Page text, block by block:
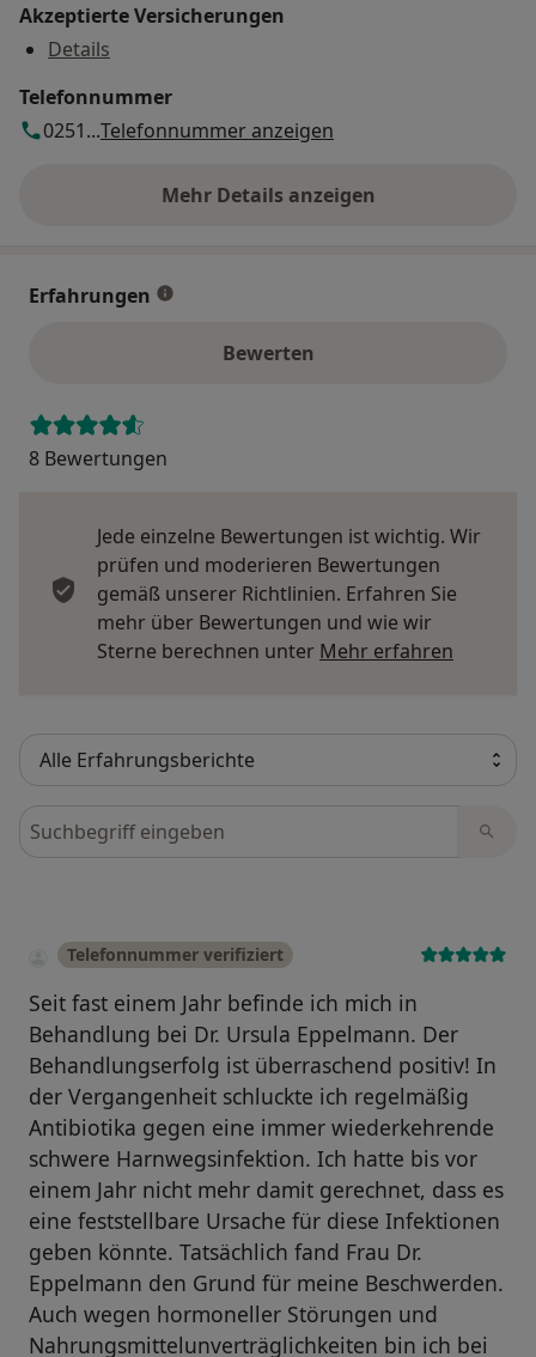
Akzeptierte Versicherungen
Details
Telefonnummer
0251...Telefonnummer anzeigen
Mehr Details anzeigen
über die Adresse
Erfahrungen
Bewerten
8 Bewertungen
Jede einzelne Bewertungen ist wichtig. Wir
prüfen und moderieren Bewertungen
gemäß unserer Richtlinien. Erfahren Sie
mehr über Bewertungen und wie wir
Sterne berechnen unter Mehr erfahren
Bewertungen durchsuchen
Telefonnummer verifiziert
Seit fast einem Jahr befinde ich mich in
Behandlung bei Dr. Ursula Eppelmann. Der
Behandlungserfolg ist überraschend positiv! In
der Vergangenheit schluckte ich regelmäßig
Antibiotika gegen eine immer wiederkehrende
schwere Harnwegsinfektion. Ich hatte bis vor
einem Jahr nicht mehr damit gerechnet, dass es
eine feststellbare Ursache für diese Infektionen
geben könnte. Tatsächlich fand Frau Dr.
Eppelmann den Grund für meine Beschwerden.
Auch wegen hormoneller Störungen und
Nahrungsmittelunverträglichkeiten bin ich bei